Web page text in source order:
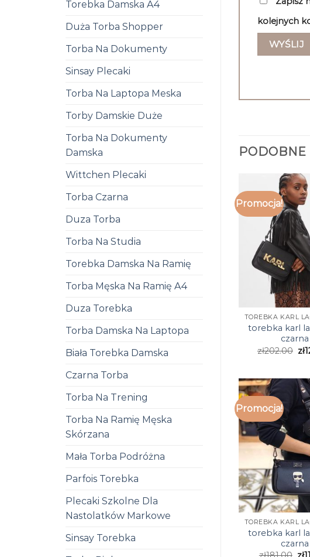
Torebka Damska A4
Duża Torba Shopper
Torba Na Dokumenty
Sinsay Plecaki
Torba Na Laptopa Meska
Torby Damskie Duże
Torba Na Dokumenty
Damska
Wittchen Plecaki
Torba Czarna
Duza Torba
Torba Na Studia
Torebka Damska Na Ramię
Torba Męska Na Ramię A4
Duza Torebka
Torba Damska Na Laptopa
Biała Torebka Damska
Czarna Torba
Torba Na Trening
Torba Na Ramię Męska
Skórzana
Mała Torba Podróżna
Parfois Torebka
Plecaki Szkolne Dla
Nastolatków Markowe
Sinsay Torebka
kolejnych
Promocja!
torebka karl
czarna
zł202.00 zł
Promocja!
torebka karl
czarna